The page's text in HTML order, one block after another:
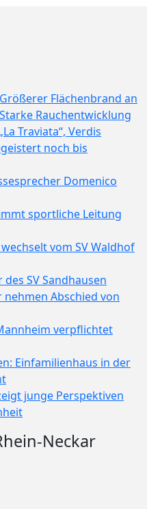
Flächenbrand an
Rauchentwicklung
Traviata“, Verdis
noch bis
Domenico
sportliche Leitung
vom SV Waldhof
SV Sandhausen
Abschied von
verpflichtet
Einfamilienhaus in der
junge Perspektiven
Neckar